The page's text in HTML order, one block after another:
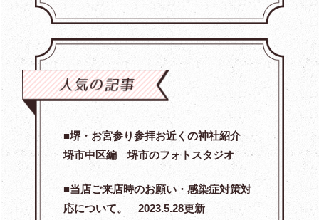
堺・お宮参り参拝お近くの神社紹介
堺市中区編 堺市のフォトスタジオ
当店ご来店時のお願い・感染症対策対
応について。 2023.5.28更新